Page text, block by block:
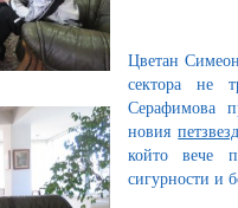
Цветан
сектора не
Серафимова
новия
който вече
сигурности и